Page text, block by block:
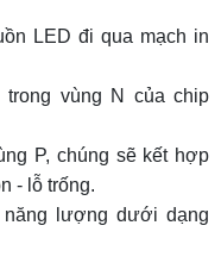
LED đi qua mạch in
trong vùng N của chip
P, chúng sẽ kết hợp
- lỗ trống.
lượng dưới dạng